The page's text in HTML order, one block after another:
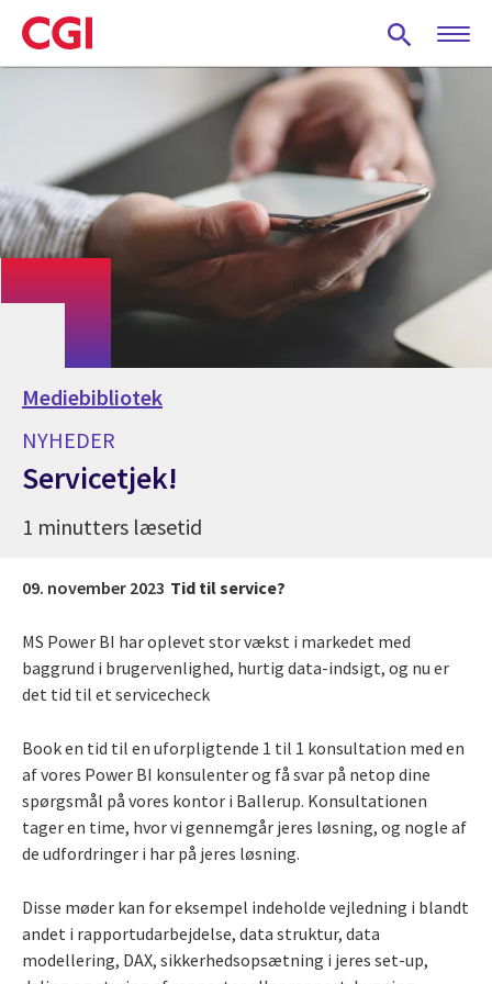
Skip
to
main
Mediebibliotek
NYHEDER
Servicetjek!
1 minutters læsetid
09. november 2023 Tid til service?
MS Power BI har oplevet stor vækst i markedet med
baggrund i brugervenlighed, hurtig data-indsigt, og nu er
det tid til et servicecheck
Book en tid til en uforpligtende 1 til 1 konsultation med en
af vores Power BI konsulenter og få svar på netop dine
spørgsmål på vores kontor i Ballerup. Konsultationen
tager en time, hvor vi gennemgår jeres løsning, og nogle af
de udfordringer i har på jeres løsning.
Disse møder kan for eksempel indeholde vejledning i blandt
andet i rapportudarbejdelse, data struktur, data
modellering, DAX, sikkerhedsopsætning i jeres set-up,